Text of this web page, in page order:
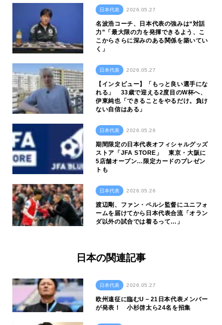
日本代表 2026.05.27
名波浩コーチ、日本代表の強みは“対話
力”「最大限の力を発揮できるよう、こ
こからさらに深みのある関係を築いてい
く」
日本代表 2026.05.27
【インタビュー】「もっと良い選手にな
れる」 33歳で迎える2度目のW杯へ、
伊東純也「できることをやるだけ。負け
ない自信はある」
日本代表 2026.05.26
期間限定の日本代表オフィシャルグッズ
ストア「JFA STORE」 東京・大阪に
5店舗オープン…限定カードのプレゼン
トも
日本代表 2026.05.26
渡辺剛、ファン・ペルシ監督にユニフォ
ームを届けてから日本代表合流「オラン
ダ以外の試合では着るって…」
日本の関連記事
日本代表 2026.05.27
欧州遠征に臨むU－21日本代表メンバー
が発表！ ⼩杉啓太ら24名を招集